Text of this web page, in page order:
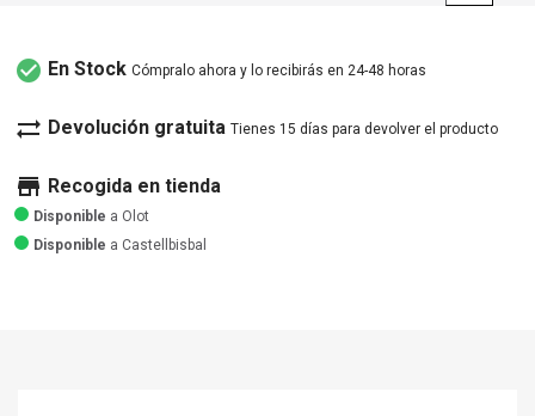
check_circle En Stock Cómpralo ahora y lo recibirás en 24-48 horas
sync_alt Devolución gratuita Tienes 15 días para devolver el producto
store Recogida en tienda
Disponible a Olot
Disponible a Castellbisbal